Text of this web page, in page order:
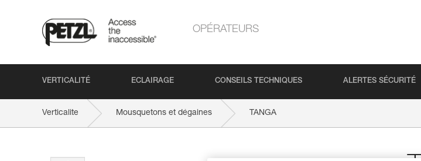
OPÉRATEURS
VERTICALITÉ ECLAIRAGE CONSEILS TECHNIQUES ALERTES SÉCURITÉ
Verticalite Mousquetons et dégaines TANGA